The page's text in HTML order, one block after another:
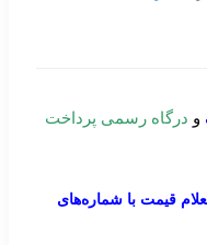
و درگاه رسمی پرداخت
قیمت با شماره‌های